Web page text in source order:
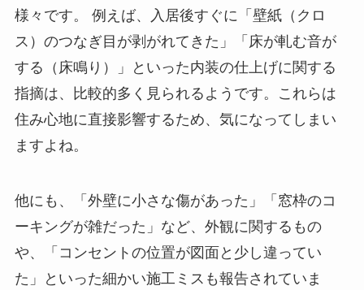
様々です。 例えば、入居後すぐに「壁紙（クロ
ス）のつなぎ目が剥がれてきた」「床が軋む音が
する（床鳴り）」といった内装の仕上げに関する
指摘は、比較的多く見られるようです。これらは
住み心地に直接影響するため、気になってしまい
ますよね。
他にも、「外壁に小さな傷があった」「窓枠のコ
ーキングが雑だった」など、外観に関するもの
や、「コンセントの位置が図面と少し違ってい
た」といった細かい施工ミスも報告されていま